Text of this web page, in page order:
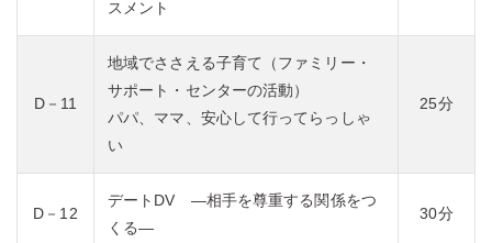
スメント
D－11
地域でささえる子育て（ファミリー・
サポート・センターの活動）
パパ、ママ、安心して行ってらっしゃ
い
25分
D－12
デートDV ―相手を尊重する関係をつ
くる―
30分